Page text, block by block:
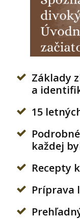
Základy
a
15
každej
Recepty
Príprava